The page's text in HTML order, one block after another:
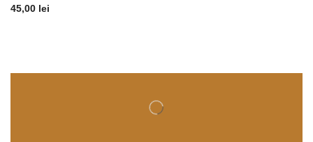
45,00 lei